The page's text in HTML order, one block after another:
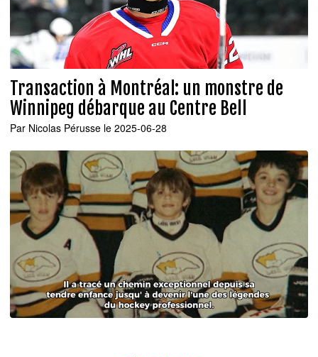
Transaction à Montréal: un monstre de
Winnipeg débarque au Centre Bell
Par Nicolas Pérusse le 2025-06-28